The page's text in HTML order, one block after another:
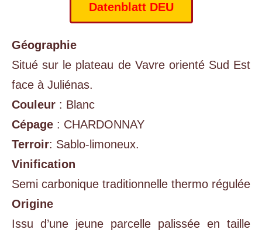
Datenblatt DEU
Géographie
Situé sur le plateau de Vavre orienté Sud Est
face à Juliénas.
Couleur : Blanc
Cépage : CHARDONNAY
Terroir: Sablo-limoneux.
Vinification
Semi carbonique traditionnelle thermo régulée
Origine
Issu d’une jeune parcelle palissée en taille